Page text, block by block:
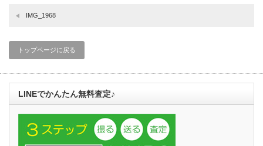
IMG_1968
トップページに戻る
LINEでかんたん無料査定♪